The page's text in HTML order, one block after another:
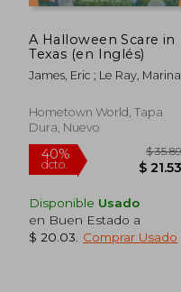
A Halloween Scare in
Texas (en Inglés)
James, Eric ; Le Ray, Marina
Hometown World, Tapa
Dura, Nuevo
Disponible Usado
en Buen Estado a
$ 20.03
Comprar Usado